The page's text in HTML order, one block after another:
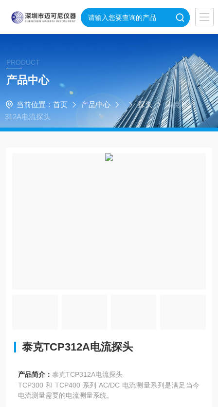
PRODUCT
产品中心
当前位置： 首页 产品中心 探头
泰克TCP
312A电流探头
泰克TCP312A电流探头
产品简介：泰克TCP312A电流探头
TCP300 和 TCP400 系列 AC/DC 电流测量系列是满足当今
电流测量需要的电流测量系统。